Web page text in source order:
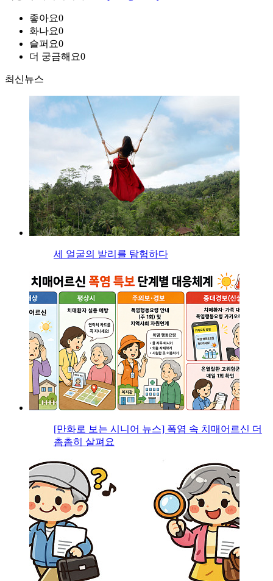
좋아요0
화나요0
슬퍼요0
더 궁금해요0
최신뉴스
세 얼굴의 발리를 탐험하다
[만화로 보는 시니어 뉴스] 폭염 속 치매어르신 더
촘촘히 살펴요